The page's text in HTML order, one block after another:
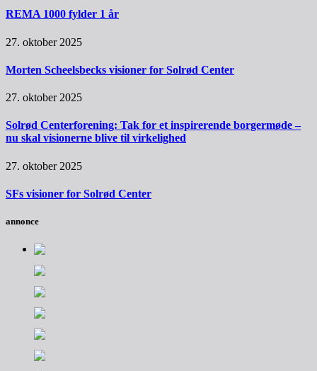
REMA 1000 fylder 1 år
27. oktober 2025
Morten Scheelsbecks visioner for Solrød Center
27. oktober 2025
Solrød Centerforening: Tak for et inspirerende borgermøde –
nu skal visionerne blive til virkelighed
27. oktober 2025
SFs visioner for Solrød Center
annonce